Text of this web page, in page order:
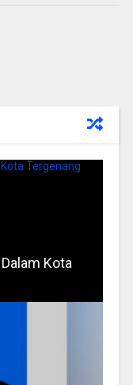
Kota